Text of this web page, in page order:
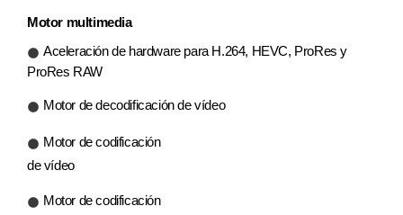
Motor multimedia
Aceleración de hardware para H.264, HEVC, ProRes y
ProRes RAW
Motor de decodificación de vídeo
Motor de codificación
de vídeo
Motor de codificación